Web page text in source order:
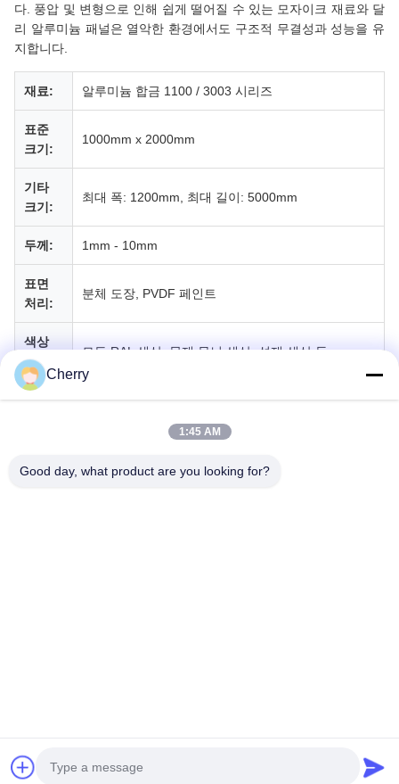
다. 풍압 및 변형으로 인해 쉽게 떨어질 수 있는 모자이크 재료와 달
리 알루미늄 패널은 열악한 환경에서도 구조적 무결성과 성능을 유
지합니다.
재료: 알루미늄 합금 1100 / 3003 시리즈
표준
크기:
1000mm x 2000mm
기타
크기:
최대 폭: 1200mm, 최대 길이: 5000mm
두께: 1mm - 10mm
표면
처리:
분체 도장, PVDF 페인트
색상
옵션:
모든 RAL 색상, 목재 무늬 색상, 석재 색상 등
코팅
응용
외벽, 울타리, 벽 캐노피, 천장, 스크린, 창문, 발코니,
Cherry
1:45 AM
Good day, what product are you looking for?